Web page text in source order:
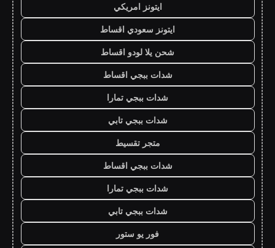
ايتونز امريكي
ايتونز سعودي اقساط
شحن يلا لودو اقساط
شدات ببجي اقساط
شدات ببجي تمارا
شدات ببجي تابي
متجر تقسيط
شدات ببجي اقساط
شدات ببجي تمارا
شدات ببجي تابي
فور يو ستور